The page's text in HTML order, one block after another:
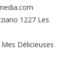
1227 Les
Mes Délicieuses